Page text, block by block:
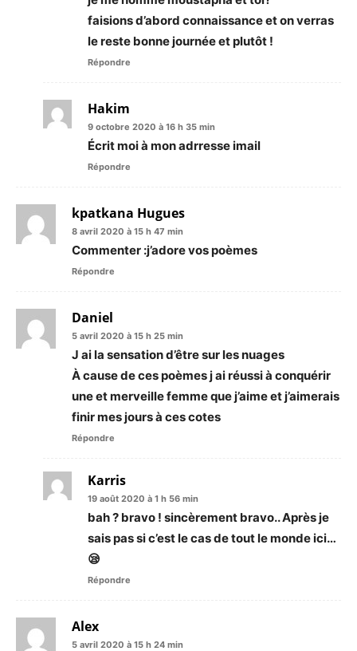
faisions d’abord connaissance et on verras
le reste bonne journée et plutôt !
Répondre
Hakim
9 octobre 2020 à 16 h 35 min
Écrit moi à mon adrresse imail
Répondre
kpatkana Hugues
8 avril 2020 à 15 h 47 min
Commenter :j’adore vos poèmes
Répondre
Daniel
5 avril 2020 à 15 h 25 min
J ai la sensation d’être sur les nuages
À cause de ces poèmes j ai réussi à conquérir
une et merveille femme que j’aime et j’aimerais
finir mes jours à ces cotes
Répondre
Karris
19 août 2020 à 1 h 56 min
bah ? bravo ! sincèrement bravo.. Après je
sais pas si c’est le cas de tout le monde ici…
😪
Répondre
Alex
5 avril 2020 à 15 h 24 min